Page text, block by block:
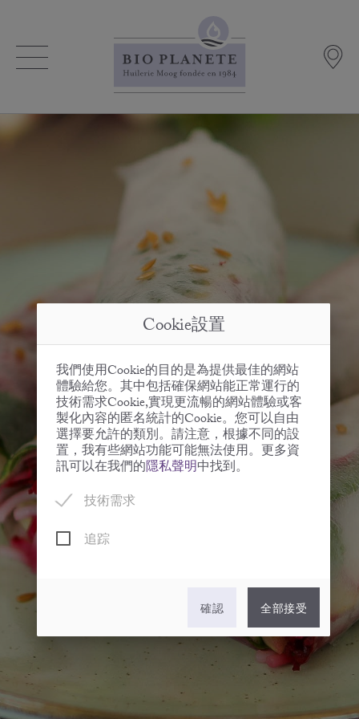
Cookie設置
我們使用Cookie的目的是為提供最佳的網站
體驗給您。其中包括確保網站能正常運行的
技術需求Cookie,實現更流暢的網站體驗或客
製化內容的匿名統計的Cookie。您可以自由
選擇要允許的類別。請注意，根據不同的設
置，我有些網站功能可能無法使用。更多資
訊可以在我們的隱私聲明中找到。
技術需求
追踪
確認 全部接受